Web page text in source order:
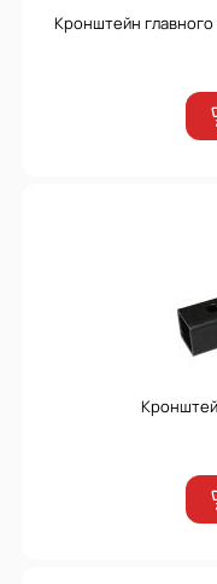
Кронштейн